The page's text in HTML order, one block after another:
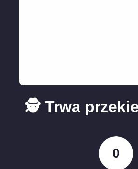
🕵️ Trwa
0